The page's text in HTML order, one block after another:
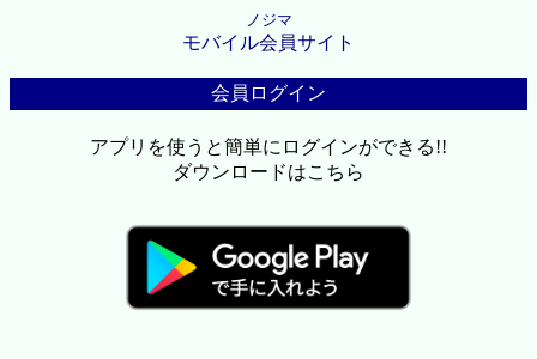
ノジマ
モバイル会員サイト
会員ログイン
アプリを使うと簡単にログインができる!!
ダウンロードはこちら